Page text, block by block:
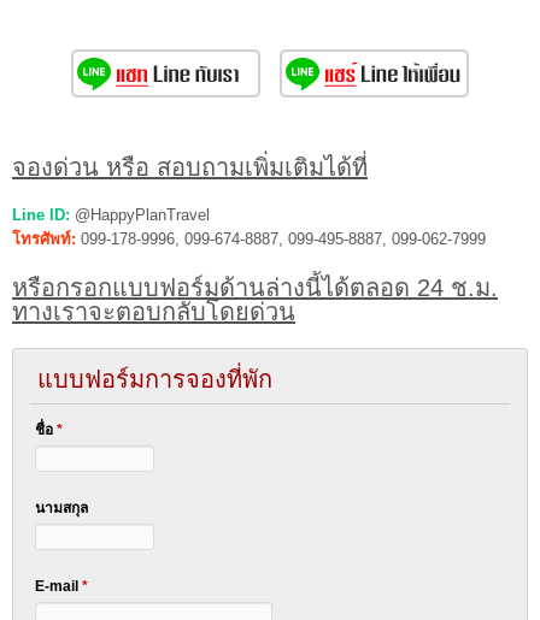
จองด่วน หรือ สอบถามเพิ่มเติมได้ที่
Line ID: @HappyPlanTravel
โทรศัพท์: 099-178-9996, 099-674-8887, 099-495-8887, 099-062-7999
หรือกรอกแบบฟอร์มด้านล่างนี้ได้ตลอด 24 ช.ม.
ทางเราจะตอบกลับโดยด่วน
แบบฟอร์มการจองที่พัก
ชื่อ *
นามสกุล
E-mail *